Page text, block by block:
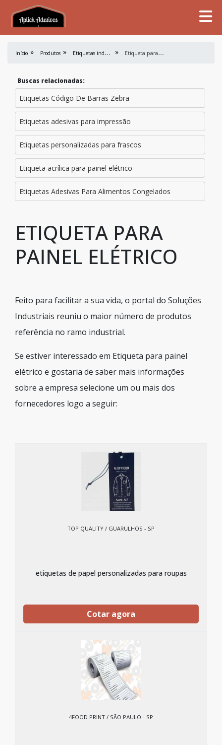
Início Produtos E
tiquetas industriais E
tiqueta para painel elétrico
Buscas relacionadas:
Etiquetas Código De Barras Zebra
Etiquetas adesivas para impressão
Etiquetas personalizadas para frascos
Etiqueta acrílica para painel elétrico
Etiquetas Adesivas Para Alimentos Congelados
ETIQUETA PARA
PAINEL ELÉTRICO
Feito para facilitar a sua vida, o portal do Soluções
Industriais reuniu o maior número de produtos
referência no ramo industrial.
Se estiver interessado em Etiqueta para painel
elétrico e gostaria de saber mais informações
sobre a empresa selecione um ou mais dos
fornecedores logo a seguir:
TOP QUALITY / GUARULHOS - SP
etiquetas de papel personalizadas para roupas
Cotar agora
4FOOD PRINT / SÃO PAULO - SP